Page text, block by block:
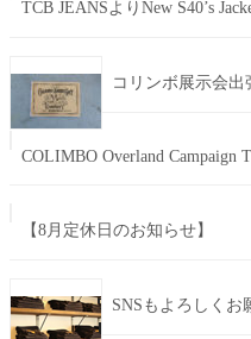
TCB JEANSよりNew S40’s
コリンボ展示会出
COLIMBO Overland Campaign
【8月定休日のお知らせ】
SNSもよろしくお